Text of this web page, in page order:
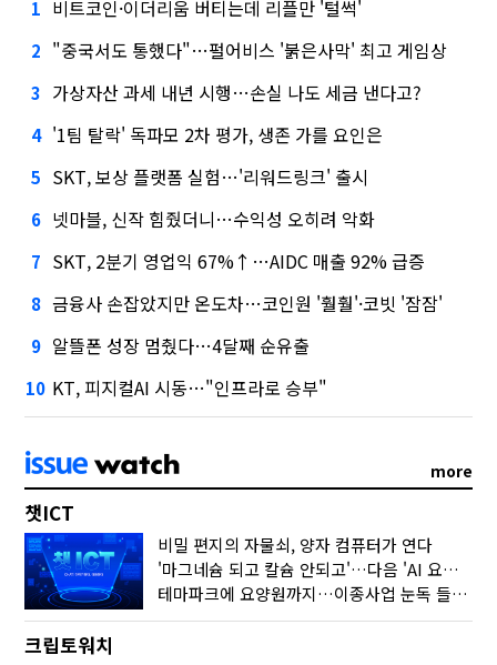
1 비트코인·이더리움 버티는데 리플만 '털썩'
2 "중국서도 통했다"…펄어비스 '붉은사막' 최고 게임상
3 가상자산 과세 내년 시행…손실 나도 세금 낸다고?
4 '1팀 탈락' 독파모 2차 평가, 생존 가를 요인은
5 SKT, 보상 플랫폼 실험…'리워드링크' 출시
6 넷마블, 신작 힘줬더니…수익성 오히려 악화
7 SKT, 2분기 영업익 67%↑…AIDC 매출 92% 급증
8 금융사 손잡았지만 온도차…코인원 '훨훨'·코빗 '잠잠'
9 알뜰폰 성장 멈췄다…4달째 순유출
10 KT, 피지컬AI 시동…"인프라로 승부"
more
챗ICT
비밀 편지의 자물쇠, 양자 컴퓨터가 연다
'마그네슘 되고 칼슘 안되고'…다음 'AI 요약' 갈 길은
테마파크에 요양원까지…이종사업 눈독 들이는 게임사
크립토워치